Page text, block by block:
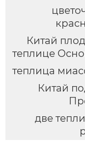
Китай
теплице
теплица
Китай
две